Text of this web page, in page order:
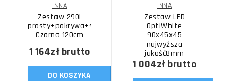
INNA
Zestaw 290l
prosty+pokrywa+szafka
Czarna 120cm
1 164złbrutto
DO KOSZYKA
INNA
Zestaw LED
OptiWhite
90x45x45
najwyższa
jakość8mm
1 004złbrutto